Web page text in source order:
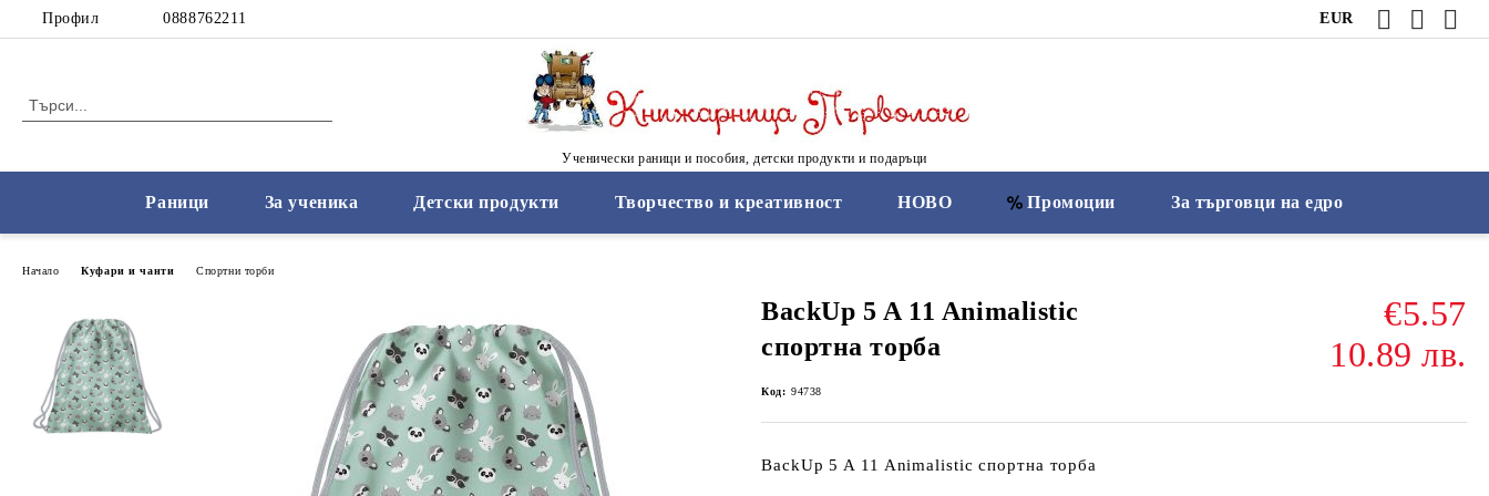
Профил 0888762211 EUR
Ученически раници и пособия, детски продукти и подаръци
Раници За ученика Детски продукти Творчество и креативност НОВО Промоции За търговци на едро
Начало Куфари и чанти Спортни торби
BackUp 5 A 11 Animalistic
спортна торба
€5.57
10.89 лв.
Код: 94738
BackUp 5 A 11 Animalistic спортна торба